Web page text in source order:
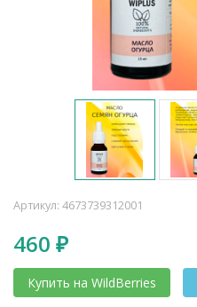
Артикул: 4673739312001
460 ₽
Купить на WildBerries